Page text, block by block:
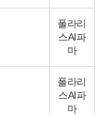
폴라리
스AI파
마
폴라리
스AI파
마